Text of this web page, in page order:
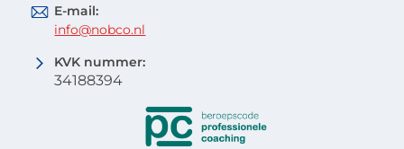
E-mail:
info@nobco.nl
KVK nummer:
34188394